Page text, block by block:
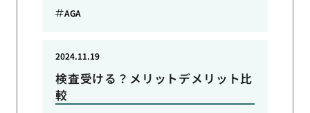
AGA
検査受ける？メリットデメリット比
較
2024.11.19